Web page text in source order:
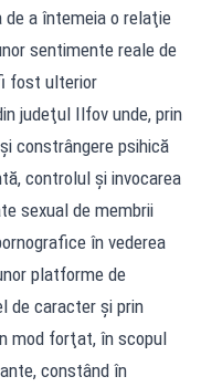
de a întemeia o relaţie
sentimente reale de
fost ulterior
judeţul Ilfov unde, prin
constrângere psihică
controlul şi invocarea
sexual de membrii
în vederea
platforme de
de caracter şi prin
mod forţat, în scopul
constând în